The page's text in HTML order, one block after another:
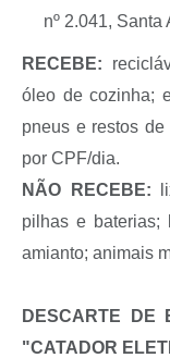
nº 2.041,
RECEBE:
óleo de cozinha;
pneus e restos
por CPF/dia.
NÃO RECEBE:
pilhas e baterias;
amianto; animais
DESCARTE DE
"CATADOR